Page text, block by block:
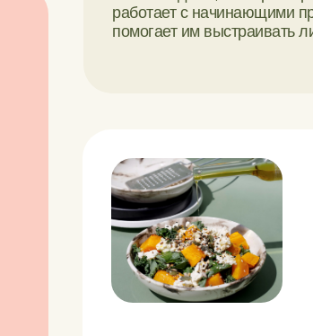
работает с начинающими
помогает им выстраивать